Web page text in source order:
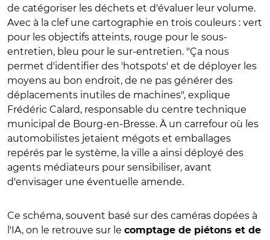
de catégoriser les déchets et d'évaluer leur volume.
Avec à la clef une cartographie en trois couleurs : vert
pour les objectifs atteints, rouge pour le sous-
entretien, bleu pour le sur-entretien. "Ça nous
permet d'identifier des 'hotspots' et de déployer les
moyens au bon endroit, de ne pas générer des
déplacements inutiles de machines", explique
Frédéric Calard, responsable du centre technique
municipal de Bourg-en-Bresse. À un carrefour où les
automobilistes jetaient mégots et emballages
repérés par le système, la ville a ainsi déployé des
agents médiateurs pour sensibiliser, avant
d'envisager une éventuelle amende.
Ce schéma, souvent basé sur des caméras dopées à
l'IA, on le retrouve sur le comptage de piétons et de